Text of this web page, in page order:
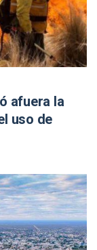
afuera la
uso de